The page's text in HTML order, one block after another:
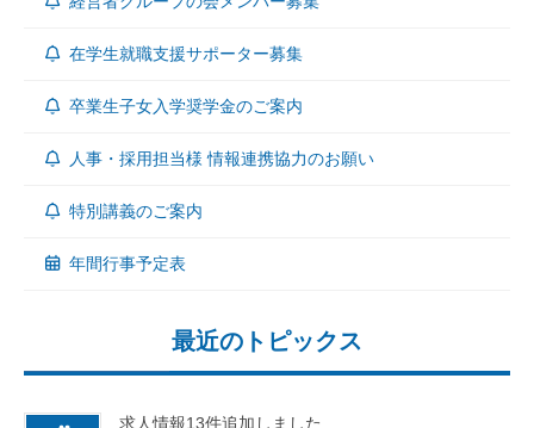
在学生就職支援サポーター募集
卒業生子女入学奨学金のご案内
人事・採用担当様 情報連携協力のお願い
特別講義のご案内
年間行事予定表
最近のトピックス
求人情報13件追加しました